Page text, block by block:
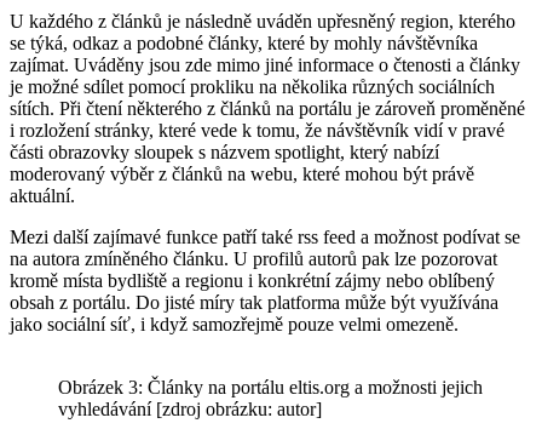
U každého z článků je následně uváděn upřesněný region, kterého
se týká, odkaz a podobné články, které by mohly návštěvníka
zajímat. Uváděny jsou zde mimo jiné informace o čtenosti a články
je možné sdílet pomocí prokliku na několika různých sociálních
sítích. Při čtení některého z článků na portálu je zároveň proměněné
i rozložení stránky, které vede k tomu, že návštěvník vidí v pravé
části obrazovky sloupek s názvem spotlight, který nabízí
moderovaný výběr z článků na webu, které mohou být právě
aktuální.
Mezi další zajímavé funkce patří také rss feed a možnost podívat se
na autora zmíněného článku. U profilů autorů pak lze pozorovat
kromě místa bydliště a regionu i konkrétní zájmy nebo oblíbený
obsah z portálu. Do jisté míry tak platforma může být využívána
jako sociální síť, i když samozřejmě pouze velmi omezeně.
Obrázek 3: Články na portálu eltis.org a možnosti jejich
vyhledávání [zdroj obrázku: autor]